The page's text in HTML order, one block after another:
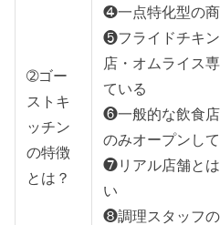
➁ゴー
ストキ
ッチン
の特徴
とは？
❹一点特化型の
❺フライドチキ
店・オムライス
ている
❻一般的な飲食
のみオープンし
❼リアル店舗と
い
❽調理スタッフ